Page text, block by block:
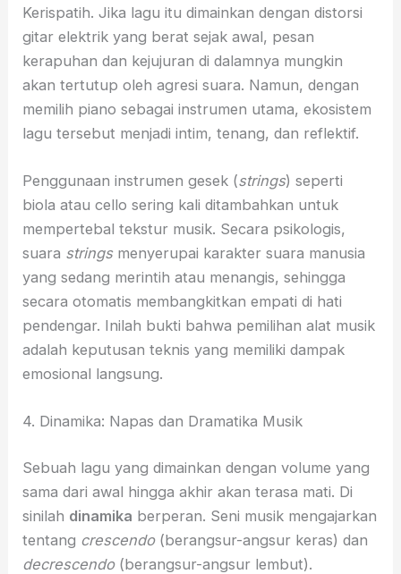
Kerispatih. Jika lagu itu dimainkan dengan distorsi
gitar elektrik yang berat sejak awal, pesan
kerapuhan dan kejujuran di dalamnya mungkin
akan tertutup oleh agresi suara. Namun, dengan
memilih piano sebagai instrumen utama, ekosistem
lagu tersebut menjadi intim, tenang, dan reflektif.
Penggunaan instrumen gesek (strings) seperti
biola atau cello sering kali ditambahkan untuk
mempertebal tekstur musik. Secara psikologis,
suara stringsmenyerupai karakter suara manusia
yang sedang merintih atau menangis, sehingga
secara otomatis membangkitkan empati di hati
pendengar. Inilah bukti bahwa pemilihan alat musik
adalah keputusan teknis yang memiliki dampak
emosional langsung.
4. Dinamika: Napas dan Dramatika Musik
Sebuah lagu yang dimainkan dengan volume yang
sama dari awal hingga akhir akan terasa mati. Di
sinilah dinamika berperan. Seni musik mengajarkan
tentang crescendo(berangsur-angsur keras) dan
decrescendo(berangsur-angsur lembut).